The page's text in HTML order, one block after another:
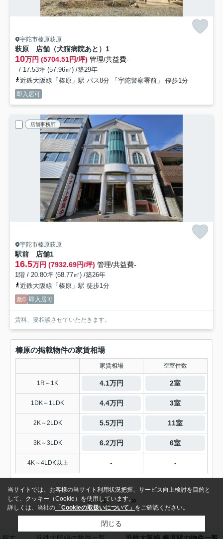
宇陀市榛原萩原
萩原 店舗（犬猫病院あと） 1
10万円 (5704.51円/坪) 管理/共益費-
- / 17.53坪 (57.96㎡) /築29年
近鉄大阪線「榛原」駅 バス8分 「宇陀警察署前」 停歩1分
即入居可
店舗事務所
宇陀市榛原萩原
駅前 店舗1
16.5万円 (7932.69円/坪) 管理/共益費-
1階 / 20.80坪 (68.77㎡) /築26年
近鉄大阪線「榛原」駅 徒歩1分
敷0 即入居可
賃料、要相談させていただきます。
榛原の掲載物件の家賃相場
家賃相場 空室件数
1R～1K 4.1万円 2室
1DK～1LDK 4.4万円 3室
2K～2LDK 5.5万円 11室
3K～3LDK 6.2万円 6室
4K～4LDK以上 - -
1 2
当サイトでは、お客様の当サイト利用状況把握、サービス向上検討を目的と
して、クッキー（Cookie）を使用しています。
詳しくは、当社の 「Cookieの取扱いについて」 をご確認ください。
閉じる